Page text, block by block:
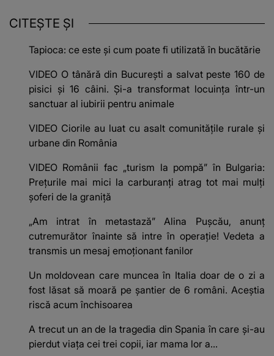
CITEȘTE ȘI
Tapioca: ce este și cum poate fi utilizată în bucătărie
VIDEO O tânără din București a salvat peste 160 de
pisici și 16 câini. Și-a transformat locuința într-un
sanctuar al iubirii pentru animale
VIDEO Ciorile au luat cu asalt comunitățile rurale și
urbane din România
VIDEO Românii fac „turism la pompă” în Bulgaria:
Prețurile mai mici la carburanți atrag tot mai mulți
șoferi de la graniță
„Am intrat în metastază” Alina Pușcău, anunț
cutremurător înainte să intre în operație! Vedeta a
transmis un mesaj emoționant fanilor
Un moldovean care muncea în Italia doar de o zi a
fost lăsat să moară pe şantier de 6 români. Aceștia
riscă acum închisoarea
A trecut un an de la tragedia din Spania în care și-au
pierdut viața cei trei copii, iar mama lor a…